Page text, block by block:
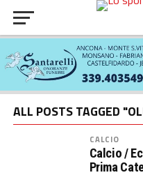
ALL POSTS TAGGED
CALCIO
Calcio /
Prima